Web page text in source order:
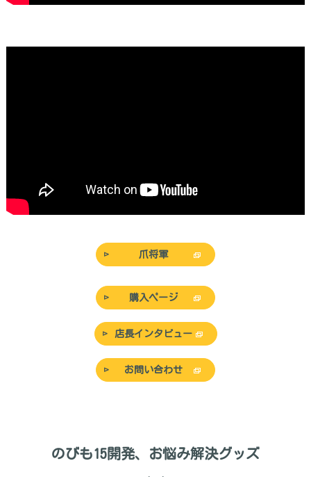
爪将軍
購入ページ
店長インタビュー
お問い合わせ
のびも15開発、お悩み解決グッズ